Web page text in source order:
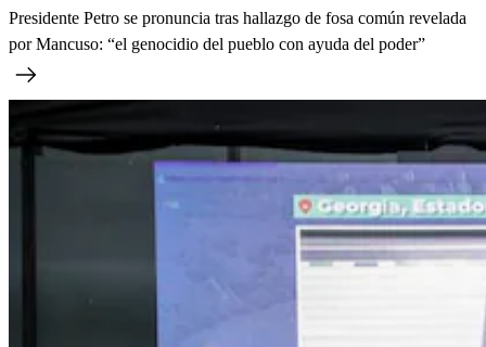
Presidente Petro se pronuncia tras hallazgo de fosa común revelada
por Mancuso: “el genocidio del pueblo con ayuda del poder”